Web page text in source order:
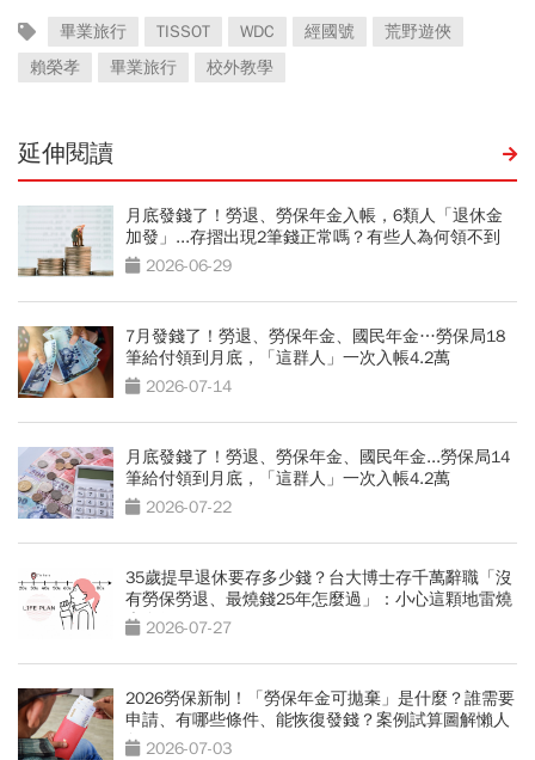
畢業旅行 TISSOT WDC 經國號
荒野遊俠
賴榮孝
畢業旅行 校外教學
延伸閱讀
月底發錢了！勞退、勞保年金入帳，6類人「退休金
加發」...存摺出現2筆錢正常嗎？有些人為何領不到
2026-06-29
7月發錢了！勞退、勞保年金、國民年金…勞保局18
筆給付領到月底，「這群人」一次入帳4.2萬
2026-07-14
月底發錢了！勞退、勞保年金、國民年金...勞保局14
筆給付領到月底，「這群人」一次入帳4.2萬
2026-07-22
35歲提早退休要存多少錢？台大博士存千萬辭職「沒
有勞保勞退、最燒錢25年怎麼過」：小心這顆地雷燒
光存款
2026-07-27
2026勞保新制！「勞保年金可拋棄」是什麼？誰需要
申請、有哪些條件、能恢復發錢？案例試算圖解懶人
包 2026-07-03